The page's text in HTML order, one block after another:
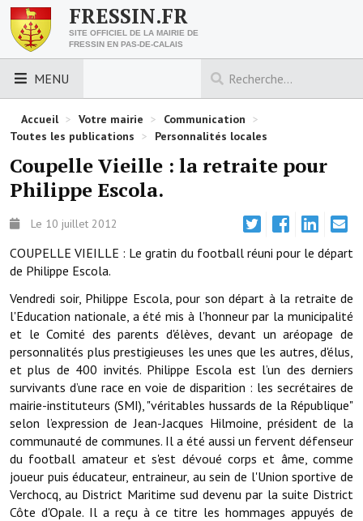
FRESSIN.FR
SITE OFFICIEL DE LA MAIRIE DE
FRESSIN EN PAS-DE-CALAIS
MENU
LES ESSENTIELS
Découvrez Fressin
Venir à Fressin
Urbanisme
Nous contacter
Les foulées fressinoises
ACCÈS RAPIDE
Démarches administratives
Projets et travaux en cours
Fêtes et manifestations
Numéros d'urgence
Accueil > Votre mairie > Communication >
Toutes les publications > Personnalités locales
Coupelle Vieille : la retraite pour
Philippe Escola.
Le 10 juillet 2012
COUPELLE VIEILLE : Le gratin du football réuni pour le départ
de Philippe Escola.
Vendredi soir, Philippe Escola, pour son départ à la retraite de
l'Education nationale, a été mis à l'honneur par la municipalité
et le Comité des parents d'élèves, devant un aréopage de
personnalités plus prestigieuses les unes que les autres, d'élus,
et plus de 400 invités. Philippe Escola est l’un des derniers
survivants d’une race en voie de disparition : les secrétaires de
mairie-instituteurs (SMI), "véritables hussards de la République"
selon l’expression de Jean-Jacques Hilmoine, président de la
communauté de communes. Il a été aussi un fervent défenseur
du football amateur et s'est dévoué corps et âme, comme
joueur puis éducateur, entraineur, au sein de l'Union sportive de
Verchocq, au District Maritime sud devenu par la suite District
Côte d'Opale. Il a reçu à ce titre les hommages appuyés de